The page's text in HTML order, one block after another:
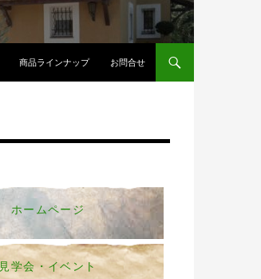
商品ラインナップ お問合せ
ホームページ
見学会・イベント